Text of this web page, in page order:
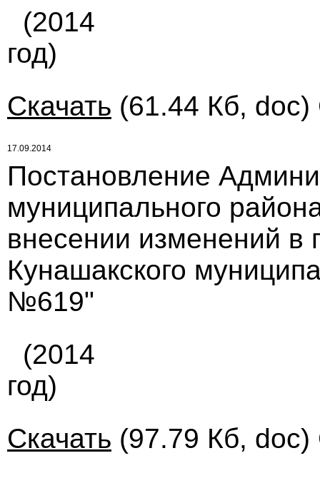
(2014
год)
Скачать (61.44 Кб, doc)
17.09.2014
Постановление
муниципального
внесении изменений в
Кунашакского
№619"
(2014
год)
Скачать (97.79 Кб, doc)